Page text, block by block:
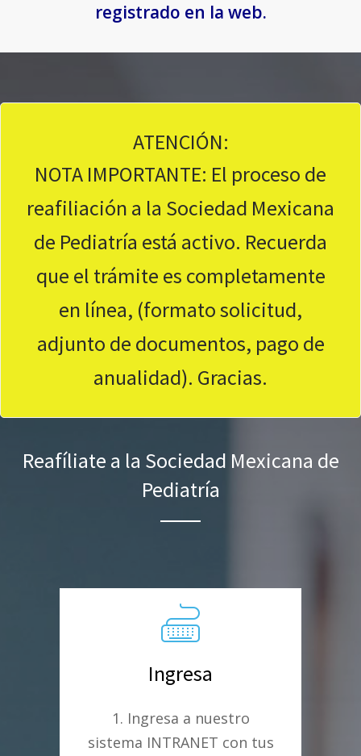
registrado en la web.
ATENCIÓN:
NOTA IMPORTANTE: El proceso de
reafiliación a la Sociedad Mexicana
de Pediatría está activo. Recuerda
que el trámite es completamente
en línea, (formato solicitud,
adjunto de documentos, pago de
anualidad). Gracias.
Reafíliate a la Sociedad Mexicana de
Pediatría
Ingresa
1. Ingresa a nuestro
sistema INTRANET con tus